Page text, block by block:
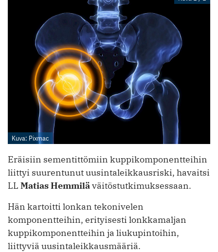
Kuva: Pixmac
Eräisiin sementittömiin kuppikomponentteihin
liittyi suurentunut uusintaleikkausriski, havaitsi
LL Matias Hemmiläväitöstutkimuksessaan.
Hän kartoitti lonkan tekonivelen
komponentteihin, erityisesti lonkkamaljan
kuppikomponentteihin ja liukupintoihin,
liittyviä uusintaleikkausmääriä.